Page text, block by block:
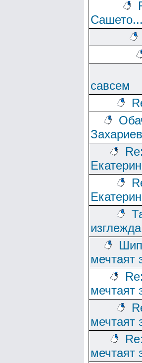
Сашето...
савсем
мечтаят
мечтаят
мечтаят
мечтаят